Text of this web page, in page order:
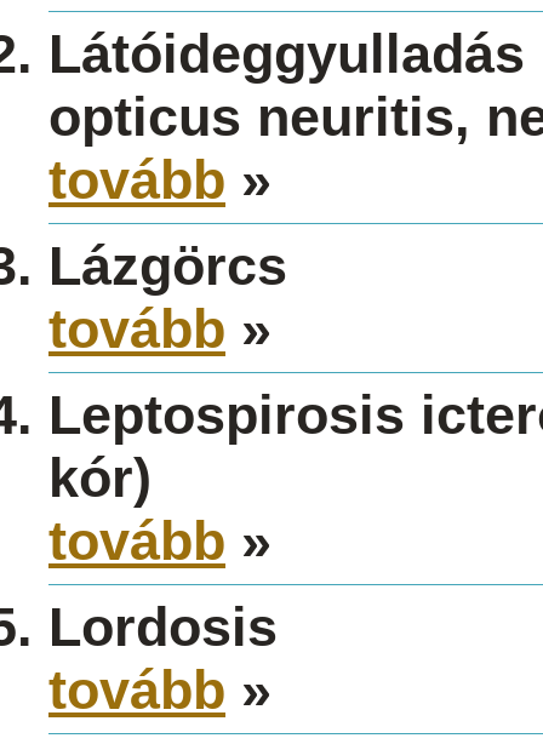
opticus neuritis,
tovább »
Lázgörcs
tovább »
Leptospirosis
kór)
tovább »
Lordosis
tovább »